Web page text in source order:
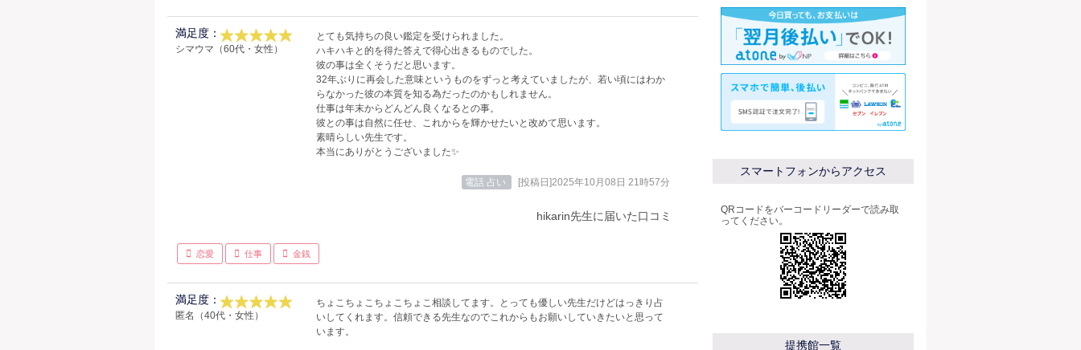
満足度：
シマウマ（60代・女性）
とても気持ちの良い鑑定を受けられました。
ハキハキと的を得た答えで得心出きるものでした。
彼の事は全くそうだと思います。
32年ぶりに再会した意味というものをずっと考えていましたが、若い頃にはわか
らなかった彼の本質を知る為だったのかもしれません。
仕事は年末からどんどん良くなるとの事。
彼との事は自然に任せ、これからを輝かせたいと改めて思います。
素晴らしい先生です。
本当にありがとうございました✨
電話 占い [投稿日]2025年10月08日 21時57分
hikarin先生に届いた口コミ
恋愛 仕事 金銭
満足度：
匿名（40代・女性）
ちょこちょこちょこちょこ相談してます。とっても優しい先生だけどはっきり占
いしてくれます。信頼できる先生なのでこれからもお願いしていきたいと思って
います。
スマートフォンからアクセス
QRコードをバーコードリーダーで読み取
ってください。
提携館一覧